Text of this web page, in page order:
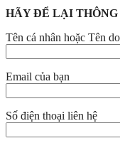
HÃY ĐỂ LẠI
Tên cá nhân hoặc Tên
Email của bạn
Số điện thoại liên hệ